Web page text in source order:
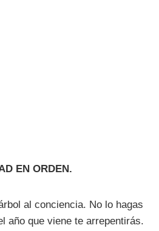
EN ORDEN.
al conciencia. No lo hagas
año que viene te arrepentirás.